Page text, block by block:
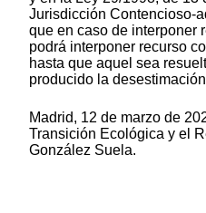
Jurisdicción Contencioso-
que en caso de interponer
podrá interponer recurso
hasta que aquel sea
producido la
Madrid, 12 de marzo de
Transición Ecológica y el
González Suela.